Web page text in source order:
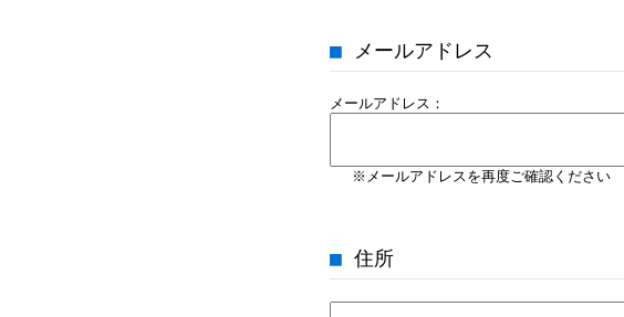
■ メールアドレス
メールアドレス：
※メールアドレスを再度ご確認ください
■ 住所